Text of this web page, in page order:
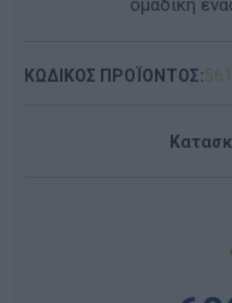
ομαδική
ΚΩΔΙΚΟΣ ΠΡΟΪΟΝΤΟΣ: